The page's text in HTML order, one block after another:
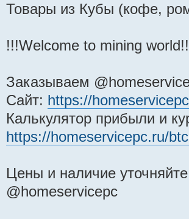
Товары из Кубы (кофе,
!!!Welcome to mining
Заказываем
Сайт: https://
Калькулятор прибыли и
https://homeservicepc.ru/
Цены и наличие уточняйте
@homeservicepc